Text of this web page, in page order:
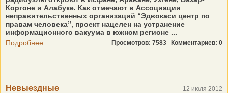
Коргоне и Алабуке. Как отмечают в Ассоциации
неправительственных организаций “Эдвокаси центр по
правам человека”, проект нацелен на устранение
информационного вакуума в южном регионе ...
Подробнее...
Просмотров: 7583 Комментариев: 0
Невыездные 12 июля 2012